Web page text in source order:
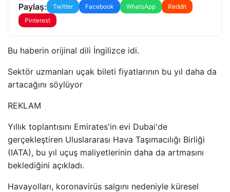
Paylaş: Twitter Facebook WhatsApp
Reddit
Pinterest
Bu haberin orijinal dili İngilizce idi.
Sektör uzmanları uçak bileti fiyatlarının bu yıl daha da
artacağını söylüyor
REKLAM
Yıllık toplantısını Emirates'in evi Dubai'de
gerçekleştiren Uluslararası Hava Taşımacılığı Birliği
(IATA), bu yıl uçuş maliyetlerinin daha da artmasını
beklediğini açıkladı.
Havayolları, koronavirüs salgını nedeniyle küresel